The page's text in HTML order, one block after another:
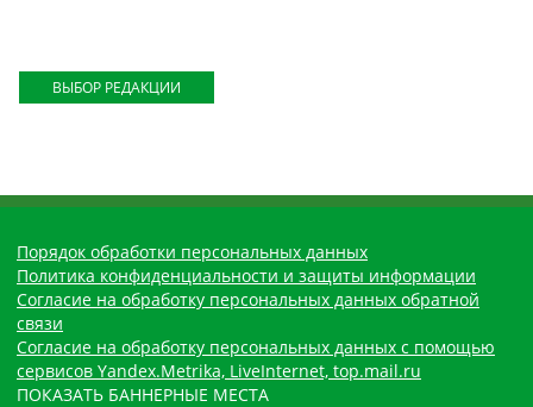
ВЫБОР РЕДАКЦИИ
Порядок обработки персональных данных
Политика конфиденциальности и защиты информации
Согласие на обработку персональных данных обратной
связи
Согласие на обработку персональных данных с помощью
сервисов Yandex.Metrika, LiveInternet, top.mail.ru
ПОКАЗАТЬ БАННЕРНЫЕ МЕСТА